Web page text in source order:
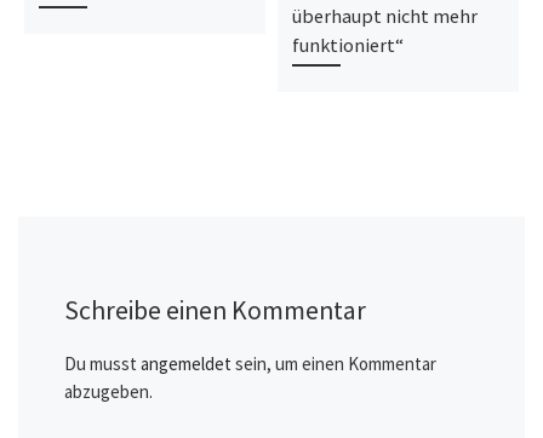
überhaupt nicht mehr
funktioniert“
Schreibe einen Kommentar
Du musst angemeldet sein, um einen Kommentar
abzugeben.